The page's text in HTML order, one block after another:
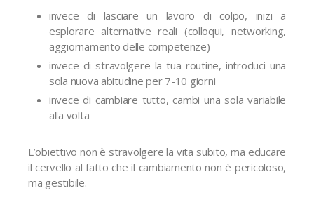
invece di lasciare un lavoro di colpo, inizi a
esplorare alternative reali (colloqui, networking,
aggiornamento delle competenze)
invece di stravolgere la tua routine, introduci una
sola nuova abitudine per 7-10 giorni
invece di cambiare tutto, cambi una sola variabile
alla volta
L’obiettivo non è stravolgere la vita subito, ma educare
il cervello al fatto che il cambiamento non è pericoloso,
ma gestibile.